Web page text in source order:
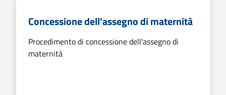
Concessione dell'assegno di maternità
Procedimento di concessione dell'assegno di
maternità